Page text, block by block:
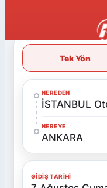
Tek Yön
NEREDEN
İSTANBUL
NEREYE
ANKARA
GIDIŞ TARIHI